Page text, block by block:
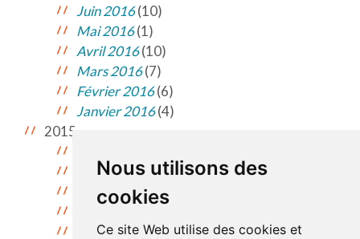
Nous utilisons des
cookies
Ce site Web utilise des cookies et
Juin 2016(10)
Mai 2016(1)
Avril 2016(10)
Mars 2016(7)
Février 2016(6)
Janvier 2016(4)
2015
Novembre 2015(11)
Octobre 2015(9)
Juillet 2015(2)